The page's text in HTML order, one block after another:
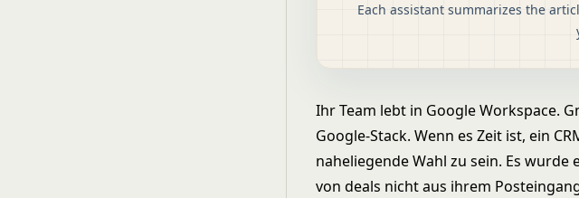
Each assistant summarizes the
Ihr Team lebt in Google Workspace.
Google-Stack. Wenn es Zeit ist, ein
naheliegende Wahl zu sein. Es
von deals nicht aus ihrem